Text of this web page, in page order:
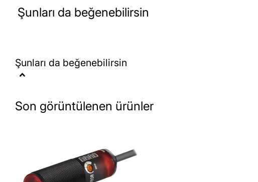
dayanıklı yapısı
, zorlu endüstriyel ortamlarda bile
sağlar
Algılama Teknolojisi:Cisimden Yansımalı
Çalışma Voltajı:10-30V DC
Gövde Çapı:M18 (Kompakt & Sağlam Tasarım)
Şunları da beğenebilirsin
Şunları da beğenebilirsin
Son görüntülenen ürünler